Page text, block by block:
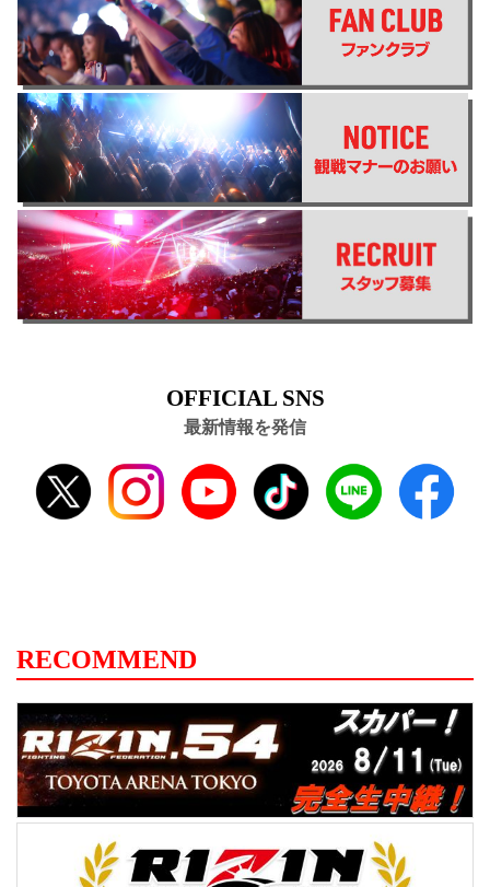
OFFICIAL SNS
最新情報を発信
RECOMMEND